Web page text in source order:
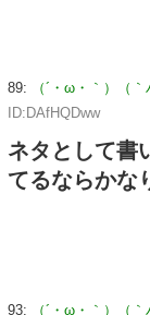
89: （´・ω・｀）（
ID:DAfHQDww
ネタとして書
てるならかな
93: （´・ω・｀）（